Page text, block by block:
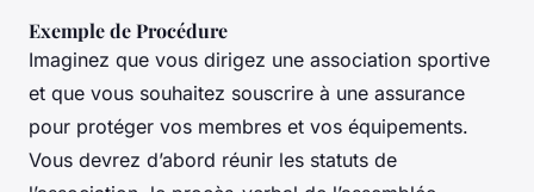
Exemple de Procédure
Imaginez que vous dirigez une association sportive
et que vous souhaitez souscrire à une assurance
pour protéger vos membres et vos équipements.
Vous devrez d’abord réunir les statuts de